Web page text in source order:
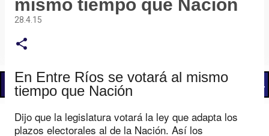
📢 LO ÚLTIMO El Gobierno postergó la reunión paritaria con estatales
mismo tiempo que Nación
28.4.15
En Entre Ríos se votará al mismo
tiempo que Nación
Dijo que la legislatura votará la ley que adapta los
plazos electorales al de la Nación. Así los